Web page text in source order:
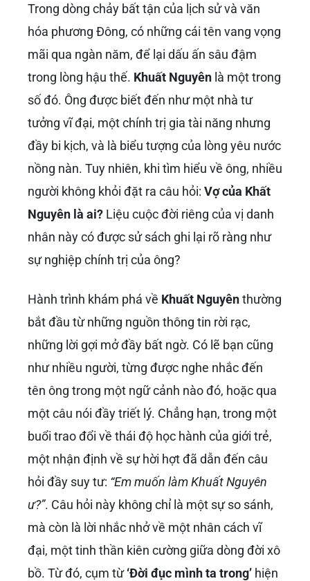
Trong dòng chảy bất tận của lịch sử và văn
hóa phương Đông, có những cái tên vang vọng
mãi qua ngàn năm, để lại dấu ấn sâu đậm
trong lòng hậu thế. Khuất Nguyên là một trong
số đó. Ông được biết đến như một nhà tư
tưởng vĩ đại, một chính trị gia tài năng nhưng
đầy bi kịch, và là biểu tượng của lòng yêu nước
nồng nàn. Tuy nhiên, khi tìm hiểu về ông, nhiều
người không khỏi đặt ra câu hỏi: Vợ của Khất
Nguyên là ai? Liệu cuộc đời riêng của vị danh
nhân này có được sử sách ghi lại rõ ràng như
sự nghiệp chính trị của ông?
Hành trình khám phá về Khuất Nguyênthường
bắt đầu từ những nguồn thông tin rời rạc,
những lời gợi mở đầy bất ngờ. Có lẽ bạn cũng
như nhiều người, từng được nghe nhắc đến
tên ông trong một ngữ cảnh nào đó, hoặc qua
một câu nói đầy triết lý. Chẳng hạn, trong một
buổi trao đổi về thái độ học hành của giới trẻ,
một nhận định về sự hời hợt đã dẫn đến câu
hỏi đầy suy tư: “Em muốn làm Khuất Nguyên
ư?”. Câu hỏi này không chỉ là một sự so sánh,
mà còn là lời nhắc nhở về một nhân cách vĩ
đại, một tinh thần kiên cường giữa dòng đời xô
bồ. Từ đó, cụm từ‘Đời đục mình ta trong’ hiện